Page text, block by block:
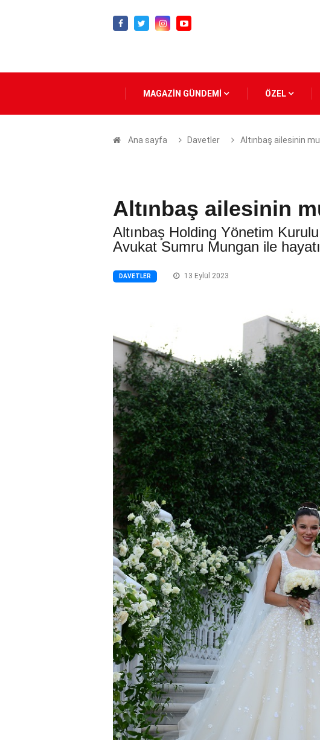
MAGAZİN GÜNDEMİ ÖZEL
Ana sayfa Davetler Altınbaş ailesinin
Altınbaş ailesinin
Altınbaş Holding Yönetim
Avukat Sumru Mungan ile
DAVETLER 13 Eylül 2023